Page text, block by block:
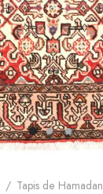
/ Tapis de Hamadan